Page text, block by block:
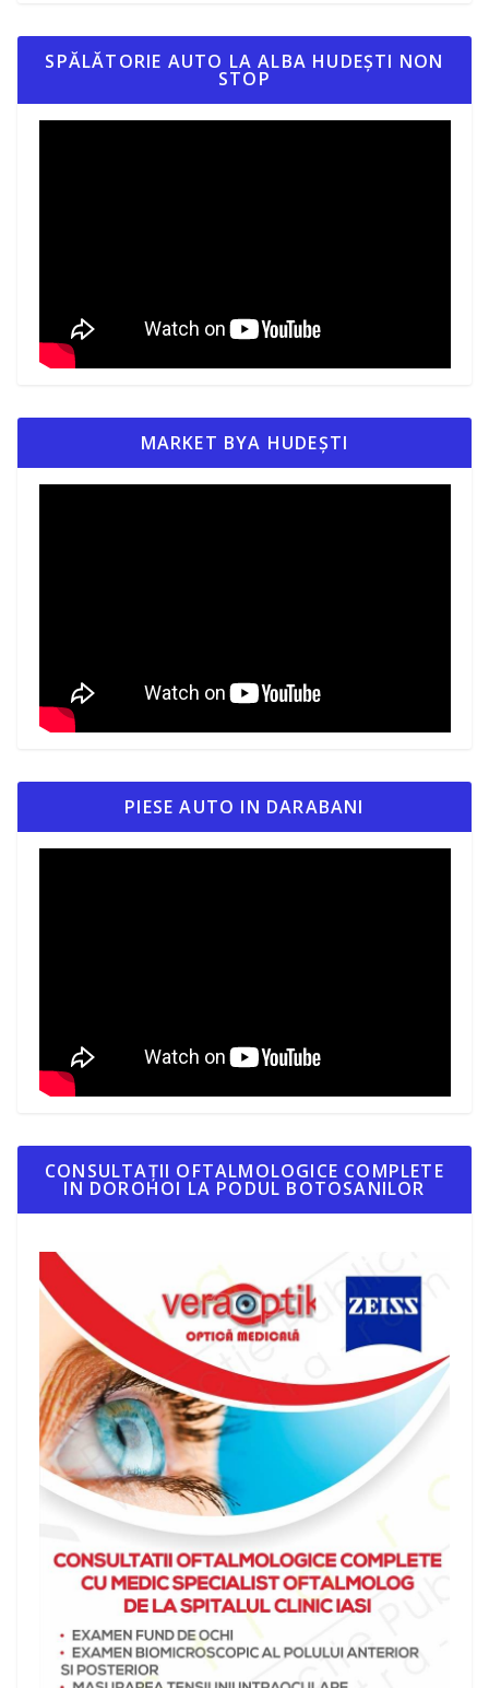
SPĂLĂTORIE AUTO LA ALBA HUDEȘTI NON
STOP
MARKET BYA HUDEȘTI
PIESE AUTO IN DARABANI
CONSULTAȚII OFTALMOLOGICE COMPLETE
IN DOROHOI LA PODUL BOTOSANILOR